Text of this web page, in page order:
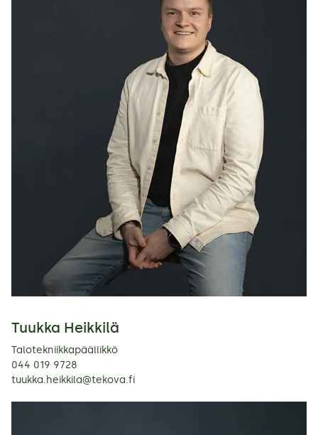
Tuukka Heikkilä
Talotekniikkapäällikkö
044 019 9728
tuukka.heikkila@tekova.fi